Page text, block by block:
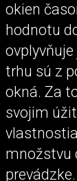
okien
hodnotu
trhu sú z
okná. Za
svojim
množstvu